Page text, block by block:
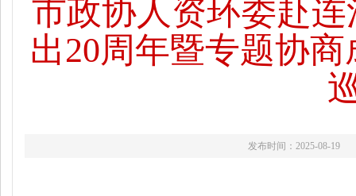
市政协人资环委赴
出20周年暨专题协
发布时间：2025-08-19